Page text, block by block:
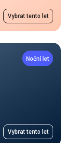
Vybrat tento let
Noční let
Vybrat tento let